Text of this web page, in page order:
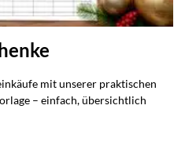
mit unserer praktischen
– einfach, übersichtlich